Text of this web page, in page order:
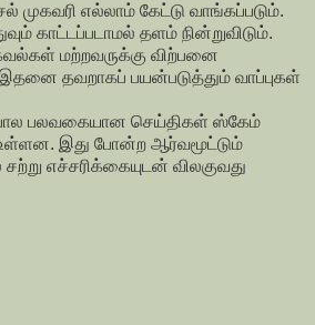
எல்லாம் கேட்டு வாங்கப்படும்.
காட்டப்படாமல் தளம் நின்றுவிடும்.
மற்றவருக்கு விற்பனை
தவறாகப் பயன்படுத்தும் வாப்புகள்
பலவகையான செய்திகள் ஸ்கேம்
இது போன்ற ஆர்வமூட்டும்
எச்சரிக்கையுடன் விலகுவது